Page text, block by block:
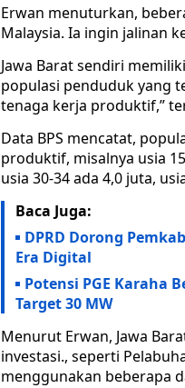
Erwan menuturkan,
Malaysia. Ia ingin jalinan
Jawa Barat sendiri
populasi penduduk yang
tenaga kerja produktif,”
Data BPS mencatat,
produktif, misalnya usia
usia 30-34 ada 4,0 juta,
Baca Juga:
DPRD Dorong
Era Digital
Potensi PGE Karaha
Target 30 MW
Menurut Erwan, Jawa
investasi., seperti
menggunakan beberapa